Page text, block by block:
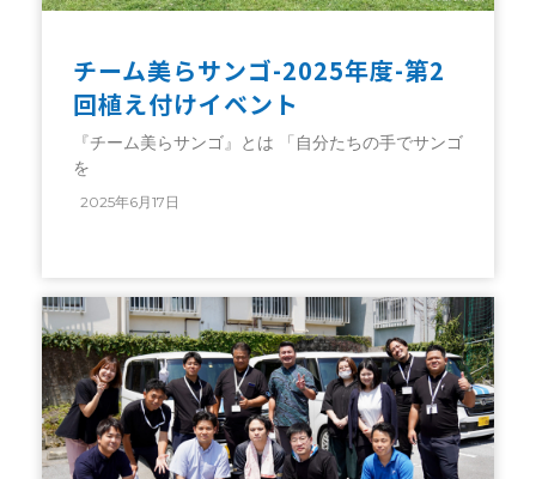
チーム美らサンゴ-2025年度-第2
回植え付けイベント
『チーム美らサンゴ』とは 「⾃分たちの⼿でサンゴ
を
2025年6月17日